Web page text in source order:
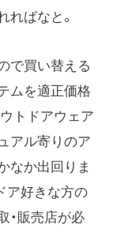
ればなと。
で買い替える
ムを適正価格
トドアウェア
アル寄りのア
なか出回りま
ア好きな方の
・販売店が必